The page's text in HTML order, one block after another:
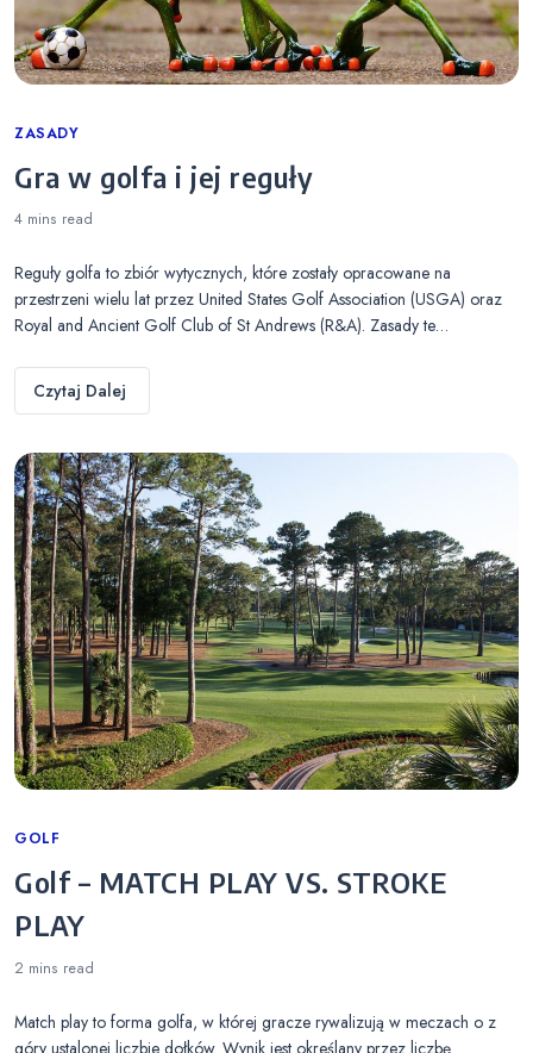
Categories
ZASADY
Gra w golfa i jej reguły
4 mins read
Reguły golfa to zbiór wytycznych, które zostały opracowane na
przestrzeni wielu lat przez United States Golf Association (USGA) oraz
Royal and Ancient Golf Club of St Andrews (R&A). Zasady te…
Czytaj Dalej
Categories
GOLF
Golf – MATCH PLAY VS. STROKE
PLAY
2 mins read
Match play to forma golfa, w której gracze rywalizują w meczach o z
góry ustalonej liczbie dołków. Wynik jest określany przez liczbę